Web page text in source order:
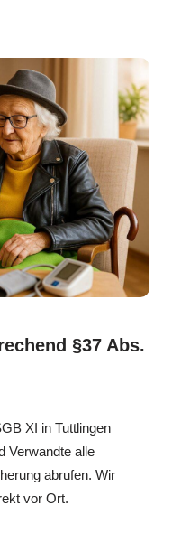
§37 Abs.
XI in Tuttlingen
Verwandte alle
abrufen. Wir
vor Ort.